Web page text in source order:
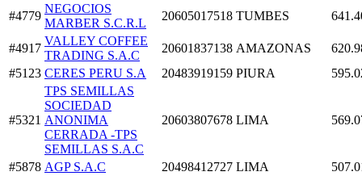
#4779
NEGOCIOS
MARBER S.C.R.L
20605017518 TUMBES
#4917
VALLEY COFFEE
TRADING S.A.C
20601837138 AMAZONAS
#5123 CERES PERU S.A 20483919159 PIURA
#5321
TPS SEMILLAS
SOCIEDAD
ANONIMA
CERRADA -TPS
SEMILLAS S.A.C
20603807678 LIMA
#5878 AGP S.A.C 20498412727 LIMA